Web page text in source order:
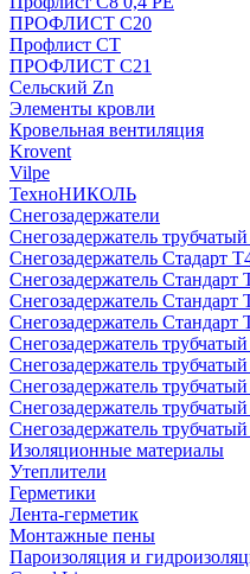
ПРОФЛИСТ С20
Профлист СТ
ПРОФЛИСТ С21
Сельский Zn
Элементы кровли
Кровельная вентиляция
Krovent
Vilpe
ТехноНИКОЛЬ
Снегозадержатели
Снегозадержатель
Снегозадержатель Стадарт
Снегозадержатель Стандарт
Снегозадержатель Стандарт
Снегозадержатель Стандарт
Снегозадержатель
Снегозадержатель
Снегозадержатель
Снегозадержатель
Снегозадержатель
Изоляционные материалы
Утеплители
Герметики
Лента-герметик
Монтажные пены
Пароизоляция и